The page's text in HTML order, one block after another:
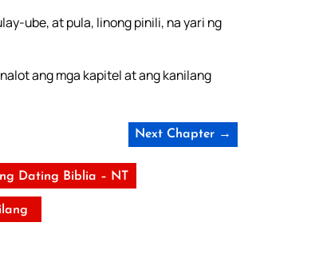
ube, at pula, linong pinili, na yari ng
ang mga kapitel at ang kanilang
Next Chapter →
Dating Biblia – NT